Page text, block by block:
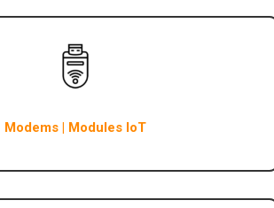
Modems | Modules IoT